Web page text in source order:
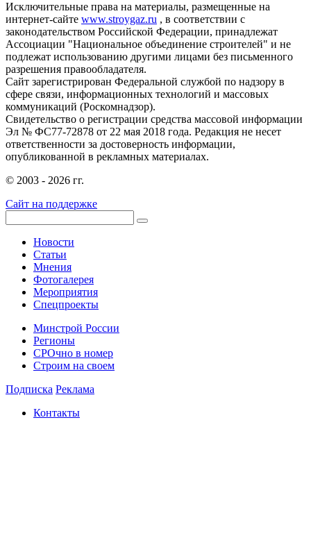
Исключительные права на материалы, размещенные на
интернет-сайте www.stroygaz.ru , в соответствии с
законодательством Российской Федерации, принадлежат
Ассоциации "Национальное объединение строителей" и не
подлежат использованию другими лицами без письменного
разрешения правообладателя.
Сайт зарегистрирован Федеральной службой по надзору в
сфере связи, информационных технологий и массовых
коммуникаций (Роскомнадзор).
Свидетельство о регистрации средства массовой информации
Эл № ФС77-72878 от 22 мая 2018 года. Редакция не несет
ответственности за достоверность информации,
опубликованной в рекламных материалах.
© 2003 - 2026 гг.
Сайт на поддержке
Новости
Статьи
Мнения
Фотогалерея
Мероприятия
Спецпроекты
Минстрой России
Регионы
СРОчно в номер
Строим на своем
Подписка Реклама
Контакты